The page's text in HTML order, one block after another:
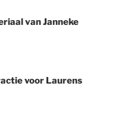
van Janneke
voor Laurens